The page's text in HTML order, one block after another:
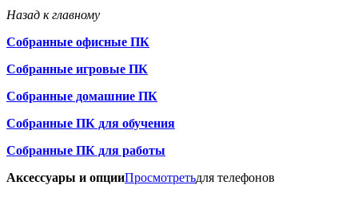
Назад к главному
Собранные офисные ПК
Собранные игровые ПК
Собранные домашние ПК
Собранные ПК для обучения
Собранные ПК для работы
Аксессуары и опцииПросмотретьдля телефонов